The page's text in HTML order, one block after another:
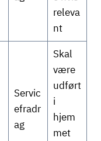
releva
nt
Servic
efradr
ag
Skal
være
udført
i
hjem
met